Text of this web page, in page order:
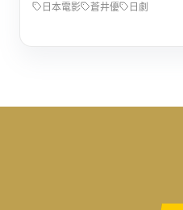
日本電影 蒼井優 日劇